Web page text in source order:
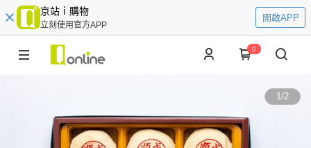
京站ｉ購物
立刻使用官方APP
開啟APP
0
1/2